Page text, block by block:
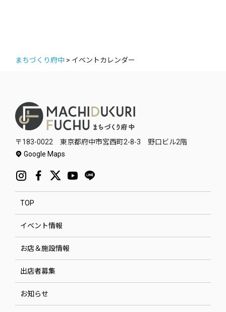
まちづくり府中 > イベントカレンダー
〒183-0022 東京都府中市宮西町2-8-3 野口ビル2階
Google Maps
TOP
イベント情報
お店＆施設情報
出店者募集
お知らせ